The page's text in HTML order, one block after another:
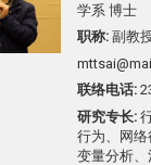
学系 博士
职称 副教
联络电话
研究专长
行为、网
变量分析